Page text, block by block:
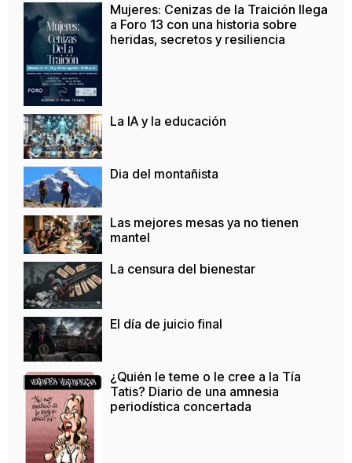
Mujeres: Cenizas de la Traición llega
a Foro 13 con una historia sobre
heridas, secretos y resiliencia
La IA y la educación
Dia del montañista
Las mejores mesas ya no tienen
mantel
La censura del bienestar
El día de juicio final
¿Quién le teme o le cree a la Tía
Tatis? Diario de una amnesia
periodística concertada